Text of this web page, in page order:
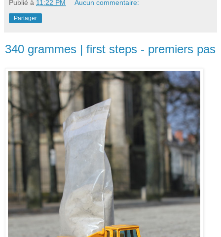
Publié à 11:22 PM Aucun commentaire:
Partager
340 grammes | first steps - premiers pas